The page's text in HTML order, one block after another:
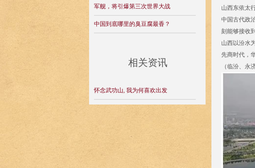
军舰，将引爆第三次世界大战
中国到底哪里的臭豆腐最香？
相关资讯
怀念武功山, 我为何喜欢出发
山西东依太
中国古代政
刻能够接收
山西以汾水
先商时代，
（临汾、永